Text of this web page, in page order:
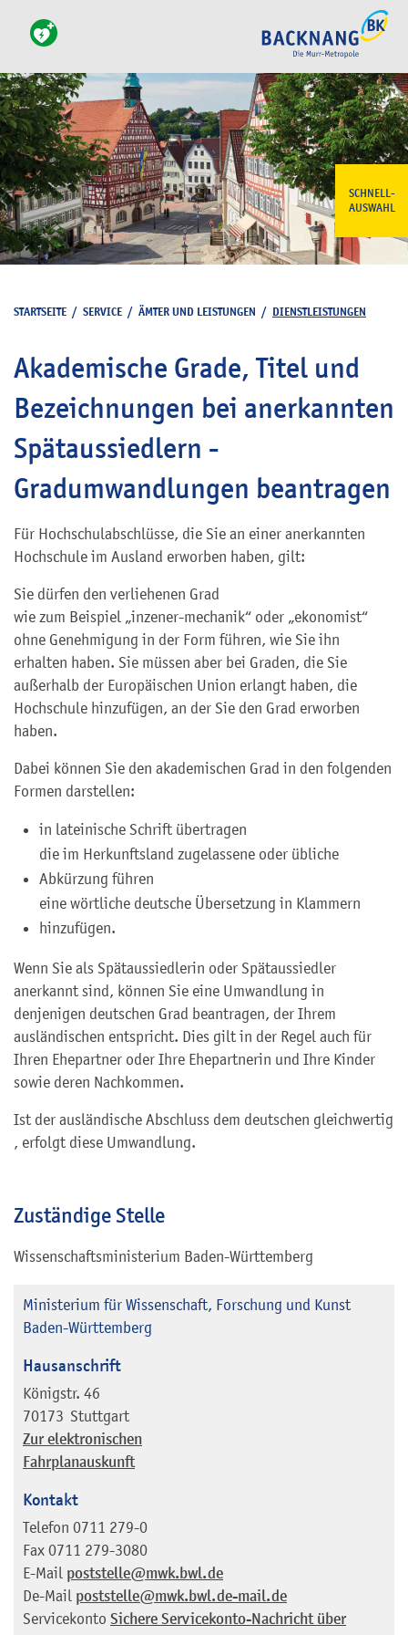
SCHNELL-
AUSWAHL
STARTSEITE / SERVICE / ÄMTER UND LEISTUNGEN / DIENSTLEISTUNGEN
Akademische Grade, Titel und
Bezeichnungen bei anerkannten
Spätaussiedlern -
Gradumwandlungen beantragen
Für Hochschulabschlüsse, die Sie an einer anerkannten
Hochschule im Ausland erworben haben, gilt:
Sie dürfen den verliehenen Grad
wie zum Beispiel „inzener-mechanik“ oder „ekonomist“
ohne Genehmigung in der Form führen, wie Sie ihn
erhalten haben. Sie müssen aber bei Graden, die Sie
außerhalb der Europäischen Union erlangt haben, die
Hochschule hinzufügen, an der Sie den Grad erworben
haben.
Dabei können Sie den akademischen Grad in den folgenden
Formen darstellen:
in lateinische Schrift übertragen
die im Herkunftsland zugelassene oder übliche
Abkürzung führen
eine wörtliche deutsche Übersetzung in Klammern
hinzufügen.
Wenn Sie als Spätaussiedlerin oder Spätaussiedler
anerkannt sind, können Sie eine Umwandlung in
denjenigen deutschen Grad beantragen, der Ihrem
ausländischen entspricht. Dies gilt in der Regel auch für
Ihren Ehepartner oder Ihre Ehepartnerin und Ihre Kinder
sowie deren Nachkommen.
Ist der ausländische Abschluss dem deutschen gleichwertig
, erfolgt diese Umwandlung.
Zuständige Stelle
Wissenschaftsministerium Baden-Württemberg
Ministerium für Wissenschaft, Forschung und Kunst
Baden-Württemberg
Hausanschrift
Königstr. 46
70173 Stuttgart
Zur elektronischen
Fahrplanauskunft
Kontakt
Telefon 0711 279-0
Fax 0711 279-3080
E-Mail poststelle@mwk.bwl.de
De-Mail poststelle@mwk.bwl.de-mail.de
Servicekonto Sichere Servicekonto-Nachricht über